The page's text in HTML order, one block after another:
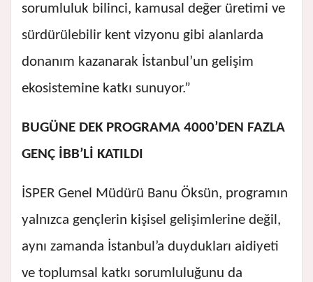
sorumluluk bilinci, kamusal değer üretimi ve
sürdürülebilir kent vizyonu gibi alanlarda
donanım kazanarak İstanbul’un gelişim
ekosistemine katkı sunuyor.”
BUGÜNE DEK PROGRAMA 4000’DEN FAZLA
GENÇ İBB’Lİ KATILDI
İSPER Genel Müdürü Banu Öksün, programın
yalnızca gençlerin kişisel gelişimlerine değil,
aynı zamanda İstanbul’a duydukları aidiyeti
ve toplumsal katkı sorumluluğunu da